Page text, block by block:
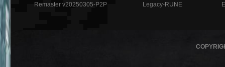
Remaster v20250305-P2P
Legacy-RUNE